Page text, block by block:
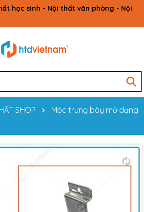
học sinh - Nội thất văn phòng - Nội
SHOP
Móc trưng bày mũ dạng